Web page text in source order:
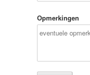
Opmerkingen